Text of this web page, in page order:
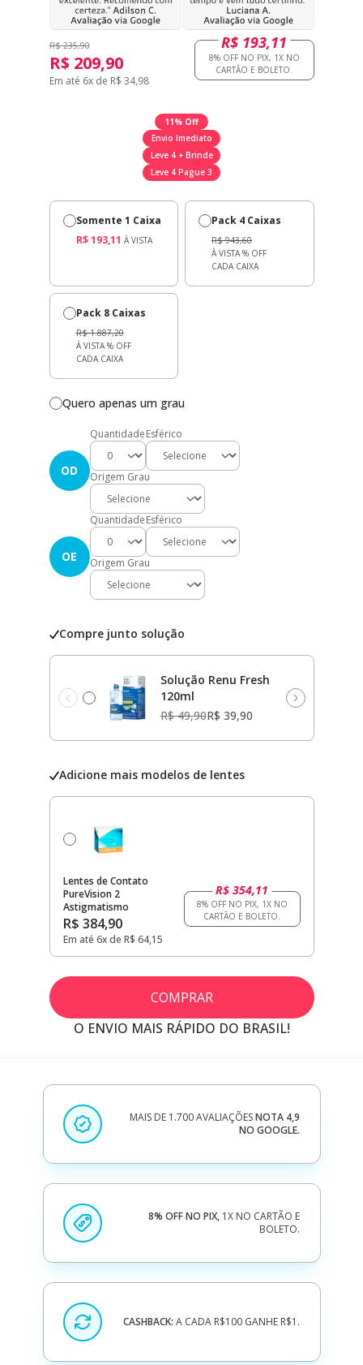
R$ 235,90
R$ 209,90
Em até 6x de R$ 34,98
R$ 193,11
11% Off
Envio Imediato
Leve 4 + Brinde
Leve 4 Pague 3
Somente 1 Caixa
R$ 193,11 À VISTA
Pack 4 Caixas
R$ 943,60
À VISTA% OFF
CADA CAIXA
Pack 8 Caixas
R$ 1.887,20
À VISTA% OFF
CADA CAIXA
Quero apenas um grau
OD
QuantidadeEsférico
Origem Grau
OE
QuantidadeEsférico
Origem Grau
Compre junto solução
Solução Renu Fresh
120ml
R$ 49,90R$ 39,90
Adicione mais modelos de lentes
Lentes de Contato
PureVision 2
Astigmatismo
R$ 384,90
Em até 6x de R$ 64,15
R$ 354,11
COMPRAR
O ENVIO MAIS RÁPIDO DO BRASIL!
MAIS DE 1.700 AVALIAÇÕESNOTA 4,9
NO GOOGLE.
8% OFF NO PIX, 1X NO CARTÃO E
BOLETO.
CASHBACK: A CADA R$100 GANHE R$1.